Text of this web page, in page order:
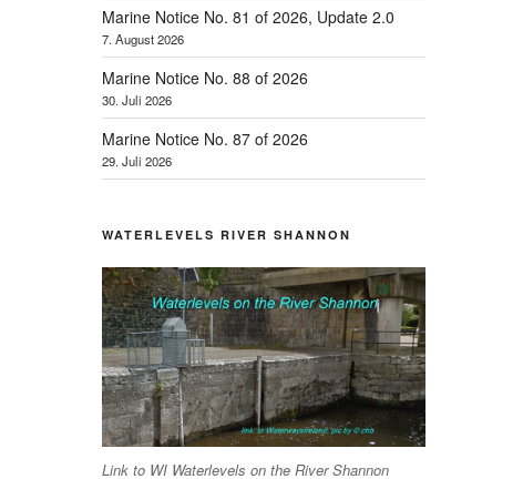
Marine Notice No. 81 of 2026, Update 2.0
7. August 2026
Marine Notice No. 88 of 2026
30. Juli 2026
Marine Notice No. 87 of 2026
29. Juli 2026
WATERLEVELS RIVER SHANNON
Link to WI Waterlevels on the River Shannon